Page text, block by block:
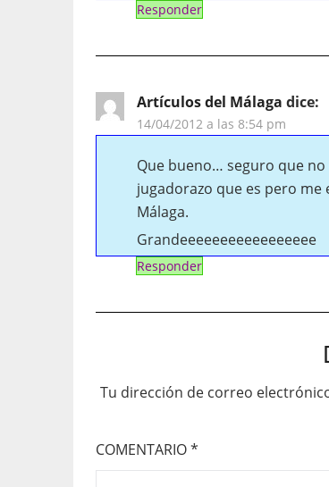
Responder
Artículos del Málaga dice:
14/04/2012 a las 8:54 pm
Que bueno… seguro que no
jugadorazo que es pero me
Málaga.
Grandeeeeeeeeeeeeeeeee
Responder
Tu dirección de correo
COMENTARIO*